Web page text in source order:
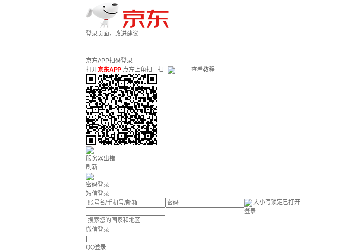
登录页面，改进建议
京东APP扫码登录
打开京东APP 点左上角扫一扫 查看教程
服务器出错
刷新
密码登录
短信登录
大小写锁定已打开
登录
微信登录
QQ登录